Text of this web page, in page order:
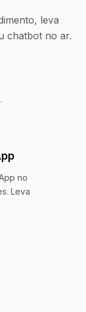
leva
chatbot no ar.
no
Leva